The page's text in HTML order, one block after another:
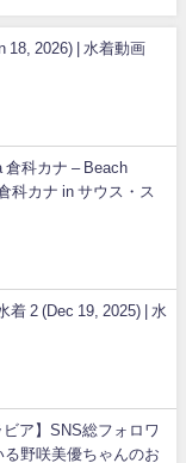
18, 2026) | 水着動画
倉科カナ – Beach
科カナ in サウス・ス
着 2 (Dec 19, 2025) | 水
ア】SNS総フォロワ
野咲美優ちゃんのお